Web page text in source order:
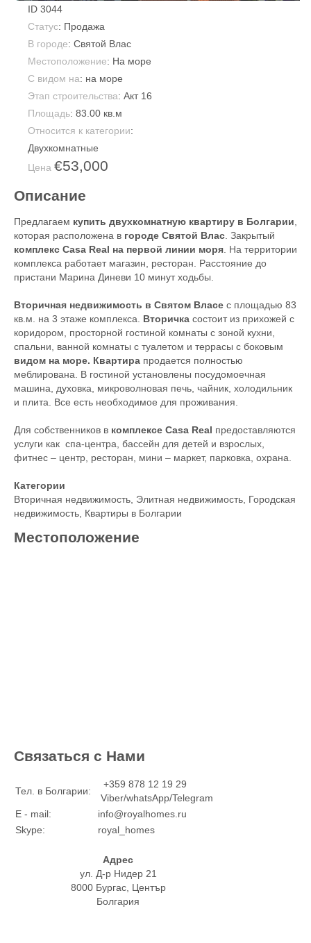
ID 3044
Статус: Продажа
В городе: Святой Влас
Местоположение: На море
С видом на: на море
Этап строительства: Акт 16
Площадь: 83.00 кв.м
Относится к категории:
Двухкомнатные
Цена €53,000
Описание
Предлагаем купить двухкомнатную квартиру в Болгарии,
которая расположена в городе Святой Влас. Закрытый
комплекс Casa Real на первой линии моря. На территории
комплекса работает магазин, ресторан. Расстояние до
пристани Марина Диневи 10 минут ходьбы.
Вторичная недвижимость в Святом Власе с площадью 83
кв.м. на 3 этаже комплекса. Вторичка состоит из прихожей с
коридором, просторной гостиной комнаты с зоной кухни,
спальни, ванной комнаты с туалетом и террасы с боковым
видом на море. Квартира продается полностью
меблирована. В гостиной установлены посудомоечная
машина, духовка, микроволновая печь, чайник, холодильник
и плита. Все есть необходимое для проживания.
Для собственников в комплексе Casa Real предоставляются
услуги как спа-центра, бассейн для детей и взрослых,
фитнес – центр, ресторан, мини – маркет, парковка, охрана.
Категории
Вторичная недвижимость, Элитная недвижимость, Городская
недвижимость, Квартиры в Болгарии
Местоположение
Связаться с Нами
Тел. в Болгарии:
+359 878 12 19 29
Viber/whatsApp/Telegram
E - mail:
info@royalhomes.ru
Skype:
royal_homes
Адрес
ул. Д-р Нидер 21
8000 Бургас, Център
Болгария